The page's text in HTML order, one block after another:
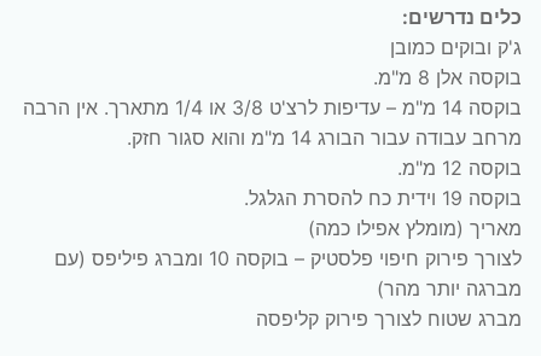
כלים נדרשים:
ג'ק ובוקים כמובן
בוקסה אלן 8 מ"מ.
בוקסה 14 מ"מ – עדיפות לרצ'ט 3/8 או 1/4 מתארך. אין הרבה
מרחב עבודה עבור הבורג 14 מ"מ והוא סגור חזק.
בוקסה 12 מ"מ.
בוקסה 19 וידית כח להסרת הגלגל.
מאריך (מומלץ אפילו כמה)
לצורך פירוק חיפוי פלסטיק – בוקסה 10 ומברג פיליפס (עם
מברגה יותר מהר)
מברג שטוח לצורך פירוק קליפסה